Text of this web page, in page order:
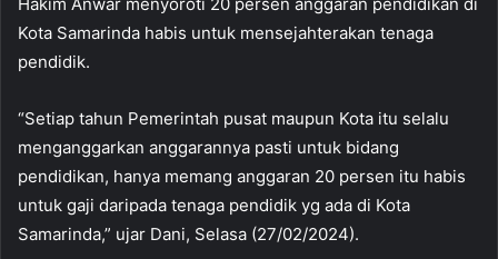
Kota Samarinda habis untuk mensejahterakan tenaga
pendidik.
“Setiap tahun Pemerintah pusat maupun Kota itu selalu
menganggarkan anggarannya pasti untuk bidang
pendidikan, hanya memang anggaran 20 persen itu habis
untuk gaji daripada tenaga pendidik yg ada di Kota
Samarinda,” ujar Dani, Selasa (27/02/2024).